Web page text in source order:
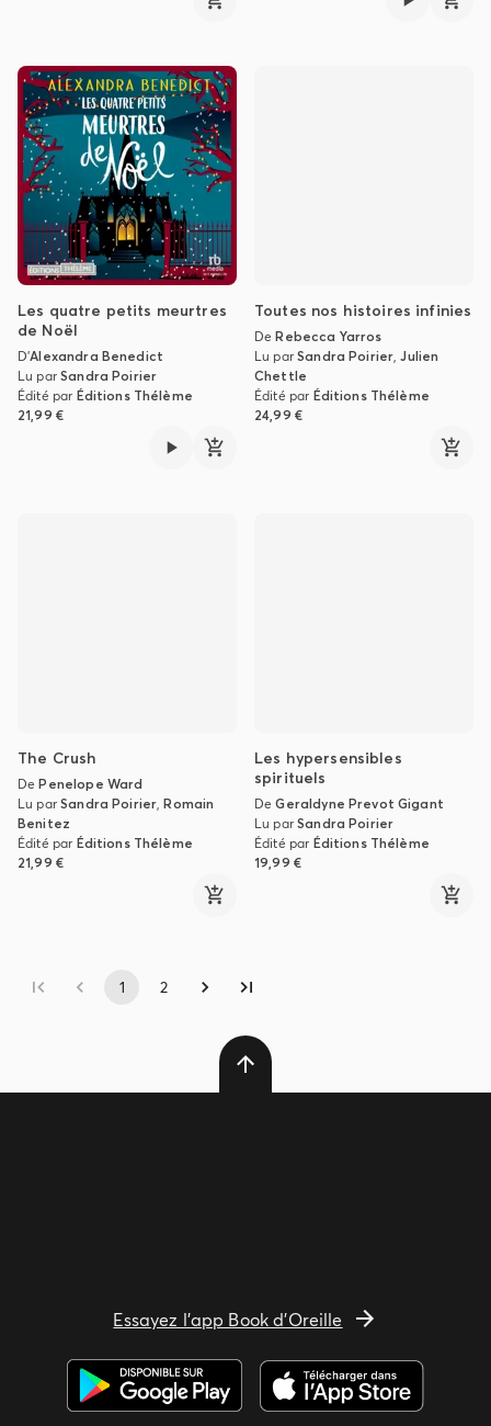
Les quatre petits meurtres
de Noël
D'Alexandra Benedict
Lu parSandra Poirier
Édité par Éditions Thélème
21,99 €
Toutes nos histoires infinies
DeRebecca Yarros
Lu parSandra Poirier,Julien
Chettle
Édité par Éditions Thélème
24,99 €
The Crush
DePenelope Ward
Lu parSandra Poirier,Romain
Benitez
Édité par Éditions Thélème
21,99 €
Les hypersensibles
spirituels
DeGeraldyne Prevot Gigant
Lu parSandra Poirier
Édité par Éditions Thélème
19,99 €
1 2
Essayez l'app Book d'Oreille